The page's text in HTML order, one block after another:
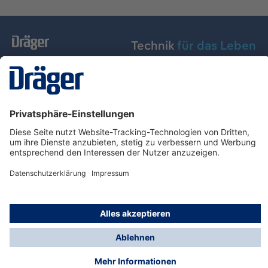
Technik für das Leben
Dräger Austria GmbH
Über Dräger
Informationen
© Dräger Austria GmbH, 2024
* Alle Preise exkl. gesetzl. Mehrwertsteuer zzgl.
Versandkosten und ggf. Nachnahmegebühren, wenn
nicht anders angegeben.